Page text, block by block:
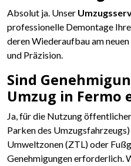
Absolut ja. Unser
professionelle Demontage
deren Wiederaufbau am
und Präzision.
Sind
Umzug in Fermo
Ja, für die Nutzung
Parken des
Umweltzonen (ZTL) oder
Genehmigungen erforderlich.